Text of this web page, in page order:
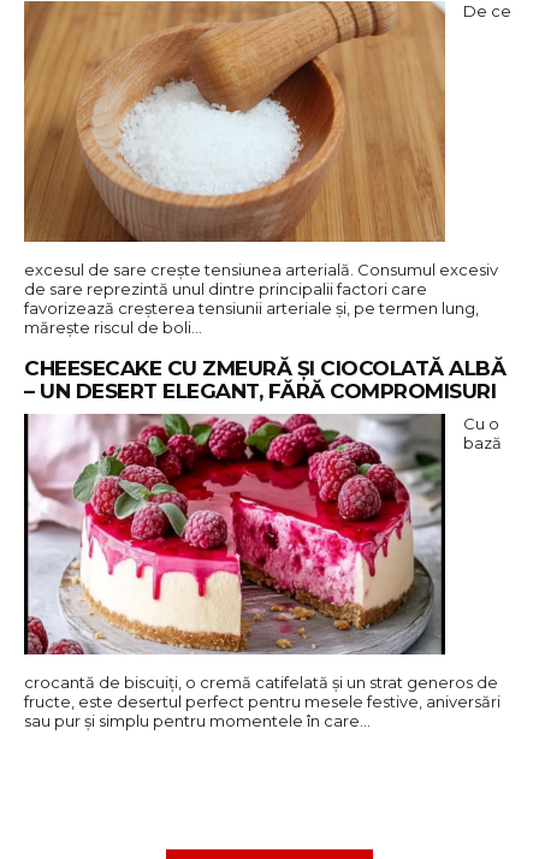
De ce
excesul de sare crește tensiunea arterială. Consumul excesiv
de sare reprezintă unul dintre principalii factori care
favorizează creșterea tensiunii arteriale și, pe termen lung,
mărește riscul de boli…
CHEESECAKE CU ZMEURĂ ȘI CIOCOLATĂ ALBĂ
– UN DESERT ELEGANT, FĂRĂ COMPROMISURI
Cu o
bază
crocantă de biscuiți, o cremă catifelată și un strat generos de
fructe, este desertul perfect pentru mesele festive, aniversări
sau pur și simplu pentru momentele în care…